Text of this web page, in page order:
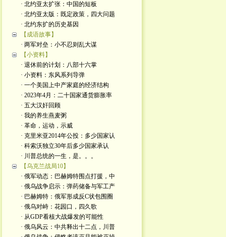
· 北约亚太扩张：中国的短板
· 北约亚太版：既定政策，四大问题
· 北约东扩的历史基因
【成语故事】
· 两军对垒：小不忍则乱大谋
【小资料】
· 退休前的计划：八部十六掌
· 小资料：东风系列导弹
· 一个美国上中产家庭的经济结构
· 2023年4月：二十国家通货膨胀率
· 五大汉奸回顾
· 我的养生燕麦粥
· 革命，运动，示威
· 克里米亚2014年公投：多少国家认
· 科索沃独立30年后多少国家承认
· 川普总统的一生，是。。。
【乌克兰战局10】
· 俄军动态：巴赫姆特围点打援，中
· 俄乌战争启示：弹药储备与军工产
· 巴赫姆特：俄军形成反C状包围圈
· 俄乌对峙：花园口，四久歌
· 从GDP看核大战爆发的可能性
· 俄乌风云：中共释出十二点，川普